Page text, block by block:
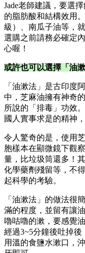
Jade老師建議，要選
的脂肪酸和結構效用
級）、南瓜子油等，
選購之前請務必確定
心喔！
或許也可以選擇「油漱
「油漱法」是古印度
中，芝麻油擁有神奇
所說的「排毒」功效
國人實事求是的精神
令人驚奇的是，使用
胞樣本在顯微鏡下觀
量，比垃圾筒還多！
化學藥劑殘留等，不
起科學的考驗。
「油漱法」的做法很
滿的程度，並留有讓
嚕咕嚕的漱，要感覺
經過3~5分鐘後吐掉
用溫的食鹽水漱口，